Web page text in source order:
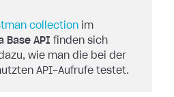
collection im
Base API finden sich
wie man die bei der
API-Aufrufe testet.